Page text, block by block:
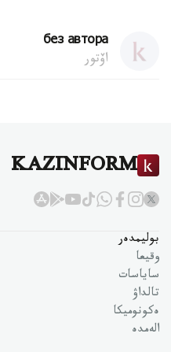
без автора
اۆتور
KAZINFORM
بوليمدەر
وقيعا
ساياسات
تالداۋ
ەكونوميكا
الەمدە